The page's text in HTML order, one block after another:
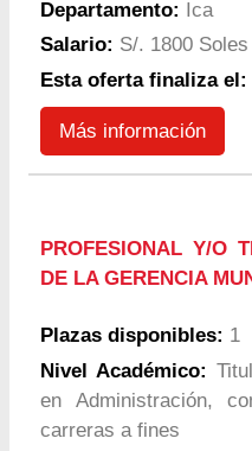
Departamento: Ica
Salario: S/. 1800 Soles
Esta oferta finaliza el:
Más información
PROFESIONAL Y/O
DE LA GERENCIA
Plazas disponibles: 1
Nivel Académico:
en Administración,
carreras a fines